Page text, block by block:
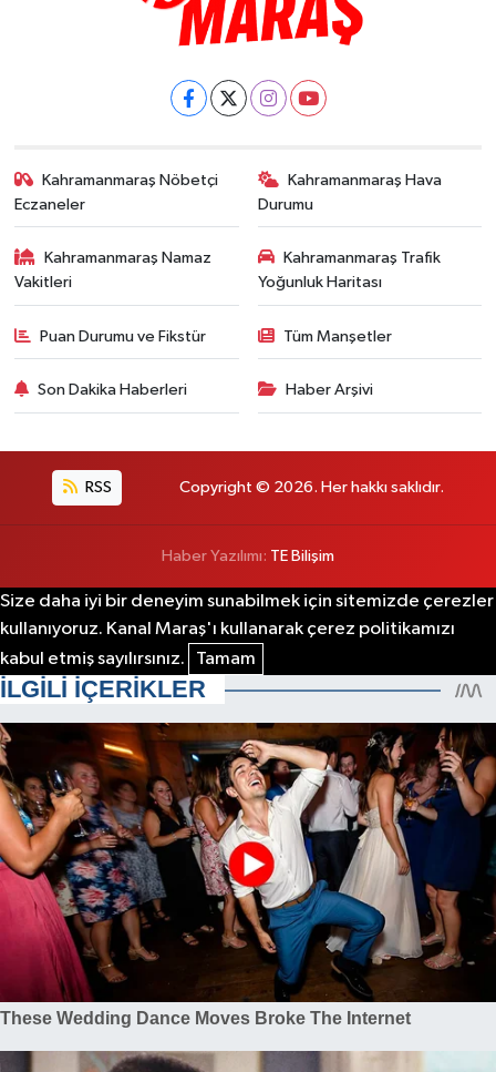
Kahramanmaraş Nöbetçi
Eczaneler
Kahramanmaraş Hava
Durumu
Kahramanmaraş Namaz
Vakitleri
Kahramanmaraş Trafik
Yoğunluk Haritası
Puan Durumu ve Fikstür Tüm Manşetler
Son Dakika Haberleri Haber Arşivi
RSS Copyright © 2026. Her hakkı saklıdır.
Haber Yazılımı: TE Bilişim
Size daha iyi bir deneyim sunabilmek için sitemizde çerezler
kullanıyoruz. Kanal Maraş'ı kullanarak çerez politikamızı
kabul etmiş sayılırsınız.
Tamam